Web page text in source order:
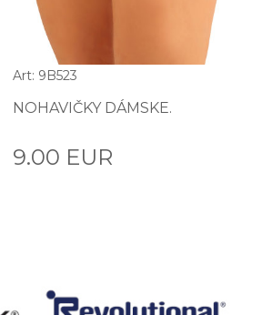
Art: 9B523
NOHAVIČKY DÁMSKE.
9.00 EUR